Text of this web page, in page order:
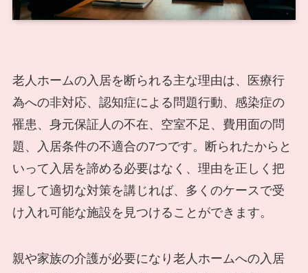
老人ホームの入居を断られる主な理由は、医療行
為への非対応、認知症による問題行動、感染症の
罹患、身元保証人の不在、空室不足、費用面の問
題、入居条件の不適合の7つです。断られたからと
いって入居を諦める必要はなく、理由を正しく把
握して適切な対策を講じれば、多くのケースで受
け入れ可能な施設を見つけることができます。
親や家族の介護が必要になり老人ホームへの入居